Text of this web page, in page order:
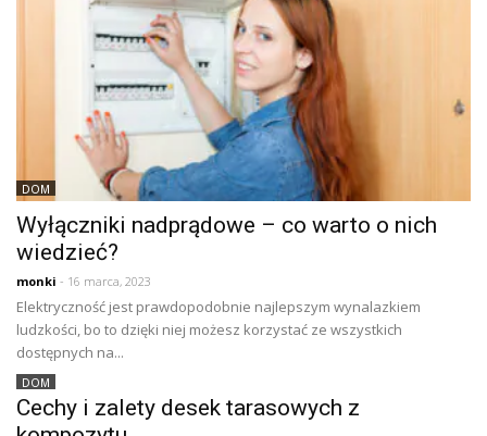
DOM
Wyłączniki nadprądowe – co warto o nich
wiedzieć?
monki - 16 marca, 2023
Elektryczność jest prawdopodobnie najlepszym wynalazkiem
ludzkości, bo to dzięki niej możesz korzystać ze wszystkich
dostępnych na...
DOM
Cechy i zalety desek tarasowych z